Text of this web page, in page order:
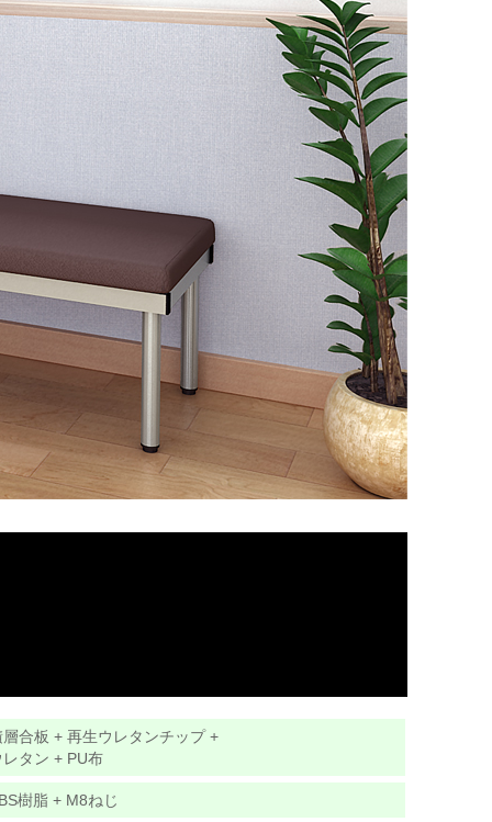
層合板 + 再生ウレタンチップ +
レタン + PU布
樹脂 + M8ねじ